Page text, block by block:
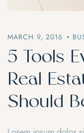
MARCH 9, 2016
5 Tools
Real
Should